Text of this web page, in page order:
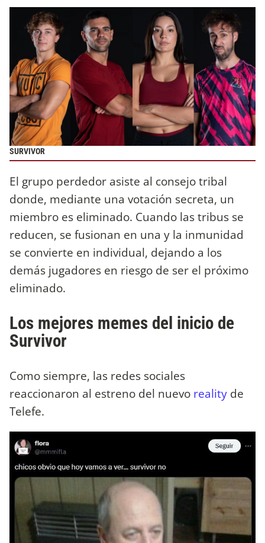
SURVIVOR
El grupo perdedor asiste al consejo tribal
donde, mediante una votación secreta, un
miembro es eliminado. Cuando las tribus se
reducen, se fusionan en una y la inmunidad
se convierte en individual, dejando a los
demás jugadores en riesgo de ser el próximo
eliminado.
Los mejores memes del inicio de
Survivor
Como siempre, las redes sociales
reaccionaron al estreno del nuevo reality de
Telefe.